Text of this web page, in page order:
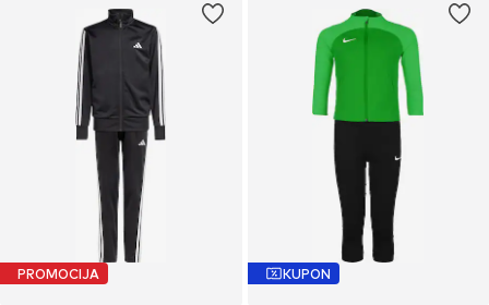
PROMOCIJA KUPON